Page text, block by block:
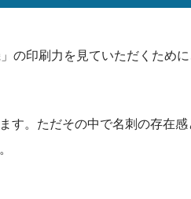
の印刷力を見ていただくために
す。ただその中で名刺の存在